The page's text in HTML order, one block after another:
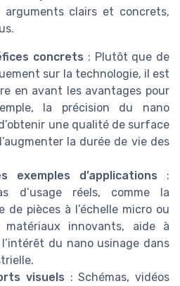
clairs et concrets,
concrets : Plutôt que de
sur la technologie, il est
en avant les avantages pour
la précision du nano
une qualité de surface
la durée de vie des
exemples d’applications :
d’usage réels, comme la
pièces à l’échelle micro ou
matériaux innovants, aide à
du nano usinage dans
visuels : Schémas, vidéos